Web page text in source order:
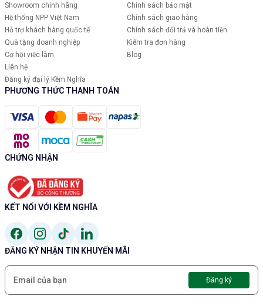
Showroom chính hãng
Hệ thống NPP Việt Nam
Hỗ trợ khách hàng quốc tế
Quà tặng doanh nghiệp
Cơ hội việc làm
Liên hệ
Đăng ký đại lý Kềm Nghĩa
Chính sách bảo mật
Chính sách giao hàng
Chính sách đổi trả và hoàn tiền
Kiểm tra đơn hàng
Blog
PHƯƠNG THỨC THANH TOÁN
CHỨNG NHẬN
KẾT NỐI VỚI KỀM NGHĨA
ĐĂNG KÝ NHẬN TIN KHUYẾN MÃI
Đăng ký